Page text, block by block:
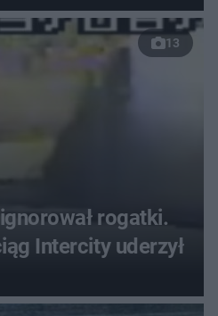
13
rogatki.
Intercity uderzył